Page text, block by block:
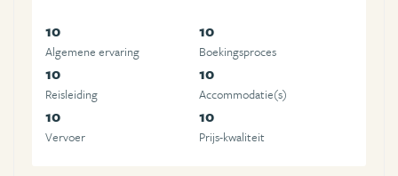
10
Algemene ervaring
10
Boekingsproces
10
Reisleiding
10
Accommodatie(s)
10
Vervoer
10
Prijs-kwaliteit